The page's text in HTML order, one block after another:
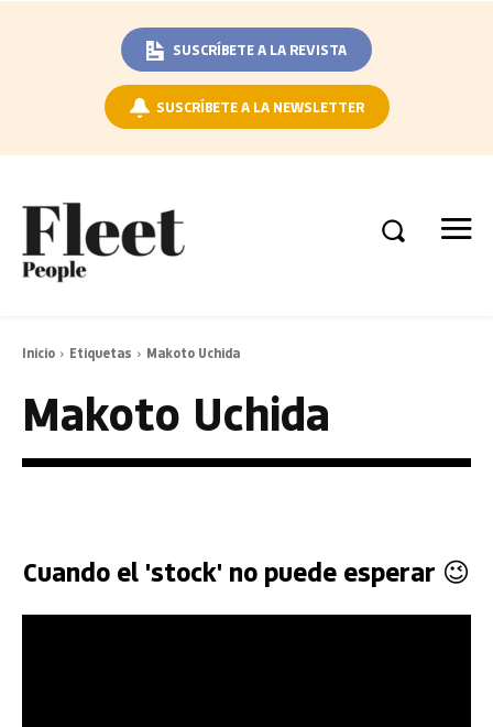
SUSCRÍBETE A LA REVISTA
SUSCRÍBETE A LA NEWSLETTER
Inicio Etiquetas Makoto Uchida
Makoto Uchida
Cuando el 'stock' no puede esperar 😉